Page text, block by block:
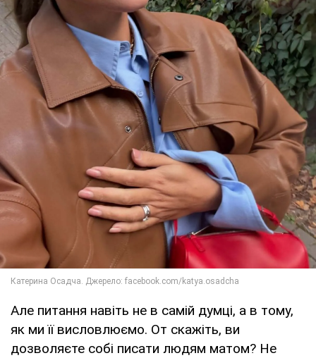
Але питання навіть не в самій думці, а в тому,
як ми її висловлюємо. От скажіть, ви
дозволяєте собі писати людям матом? Не